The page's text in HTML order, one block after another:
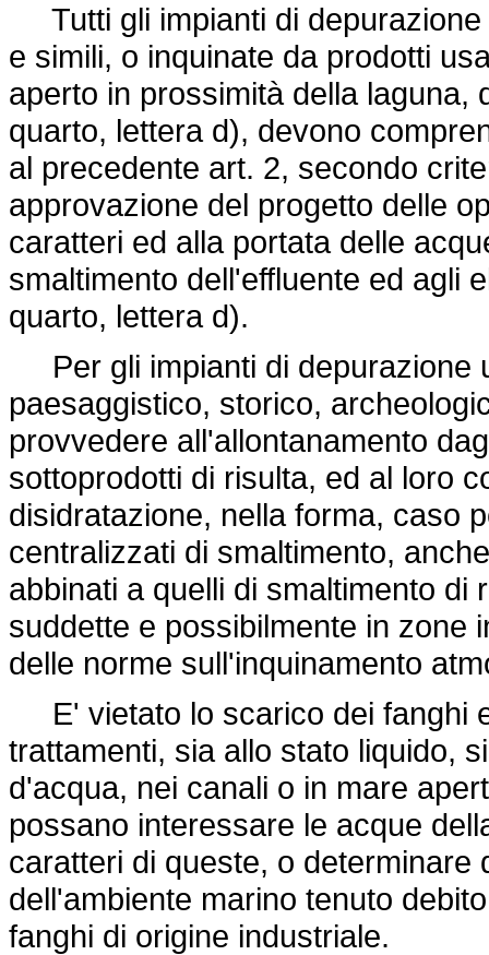
Tutti gli impianti di depurazione
e simili, o inquinate da prodotti
aperto in prossimità della laguna,
quarto, lettera d), devono
al precedente art. 2, secondo
approvazione del progetto delle
caratteri ed alla portata delle
smaltimento dell'effluente ed agli
quarto, lettera d).
Per gli impianti di depurazione
paesaggistico, storico,
provvedere all'allontanamento
sottoprodotti di risulta, ed al loro
disidratazione, nella forma, caso
centralizzati di smaltimento,
abbinati a quelli di smaltimento di
suddette e possibilmente in zone
delle norme sull'inquinamento
E' vietato lo scarico dei fanghi
trattamenti, sia allo stato liquido,
d'acqua, nei canali o in mare
possano interessare le acque
caratteri di queste, o determinare
dell'ambiente marino tenuto
fanghi di origine industriale.